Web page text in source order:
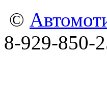
©
8-929-850-